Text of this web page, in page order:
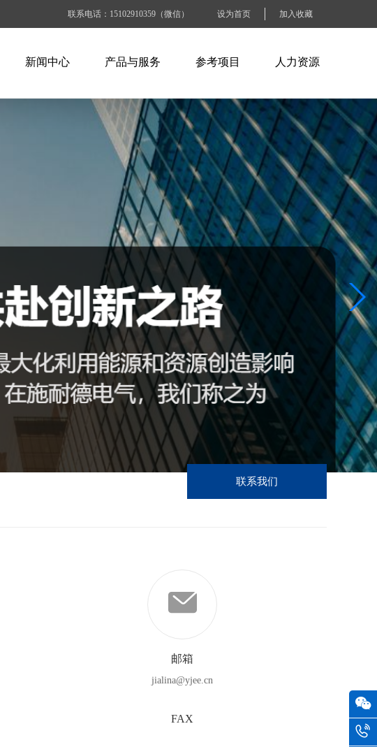
设为首页 加入收藏
联系电话：15102910359（微信）
新闻中心 产品与服务
ABB产品
施耐德产品
百特工控产品
SEW产品
BLOCK产品
参考项目
电力水利行业
石油化工行业
交通运输行业
烟草钢铁行业
电子工业纸业
工商商业建筑
其他大型企业
人力资源
人才招聘
人才战略
工作准则
联系我们
邮箱
jialina@yjee.cn
FAX